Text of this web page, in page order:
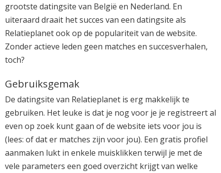
grootste datingsite van België en Nederland. En
uiteraard draait het succes van een datingsite als
Relatieplanet ook op de populariteit van de website.
Zonder actieve leden geen matches en succesverhalen,
toch?
Gebruiksgemak
De datingsite van Relatieplanet is erg makkelijk te
gebruiken. Het leuke is dat je nog voor je je registreert al
even op zoek kunt gaan of de website iets voor jou is
(lees: of dat er matches zijn voor jou). Een gratis profiel
aanmaken lukt in enkele muisklikken terwijl je met de
vele parameters een goed overzicht krijgt van welke